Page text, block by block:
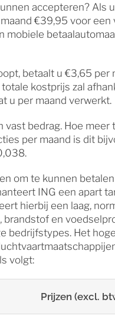
accepteren? Als
€39,95 voor een
mobiele
betaalt u €3,65 per
kostprijs zal
u per maand verwerkt.
vast bedrag. Hoe meer
per maand is dit
om te kunnen
ING een apart
hierbij een laag,
brandstof en
bedrijfstypes. Het
volgt:
Prijzen (excl.